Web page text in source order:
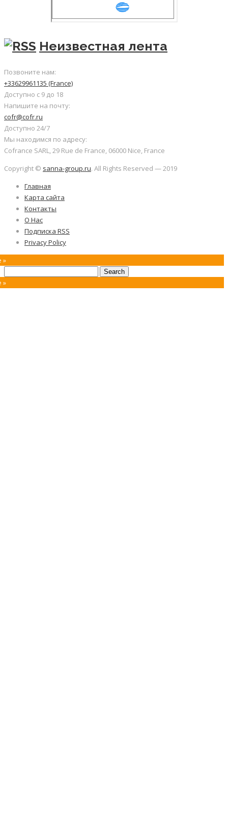
Неизвестная лента
Позвоните нам:
+33629961135 (France)
Доступно с 9 до 18
Напишите на почту:
cofr@cofr.ru
Доступно 24/7
Мы находимся по адресу:
Cofrance SARL, 29 Rue de France, 06000 Nice, France
Copyright © sanna-group.ru. All Rights Reserved — 2019
Главная
Карта сайта
Контакты
О Нас
Подписка RSS
Privacy Policy
»
»